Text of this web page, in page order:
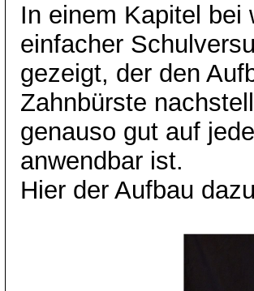
In einem Kapitel bei
einfacher
gezeigt, der den
Zahnbürste
genauso gut auf
anwendbar ist.
Hier der Aufbau